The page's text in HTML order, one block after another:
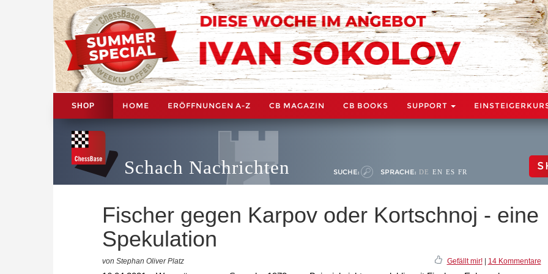
SHOP HOME ERÖFFNUNGEN A-Z CB MAGAZIN CB BOOKS SUPPORT
Schach Nachrichten SUCHE: SPRACHE: DE EN ES FR
Fischer gegen Karpov oder Kortschnoj - eine
Spekulation
von Stephan Oliver Platz Gefällt mir!| 14 Kommentare